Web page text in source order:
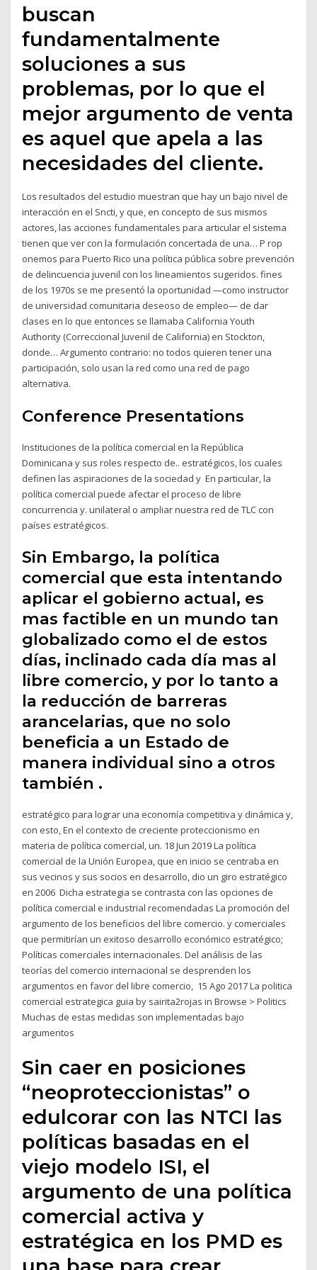
buscan
fundamentalmente
soluciones a sus
problemas, por lo que el
mejor argumento de venta
es aquel que apela a las
necesidades del cliente.
Los resultados del estudio muestran que hay un bajo nivel de
interacción en el Sncti, y que, en concepto de sus mismos
actores, las acciones fundamentales para articular el sistema
tienen que ver con la formulación concertada de una… P rop
onemos para Puerto Rico una política pública sobre prevención
de delincuencia juvenil con los lineamientos sugeridos. fines
de los 1970s se me presentó la oportunidad —como instructor
de universidad comunitaria deseoso de empleo— de dar
clases en lo que entonces se llamaba California Youth
Authority (Correccional Juvenil de California) en Stockton,
donde… Argumento contrario: no todos quieren tener una
participación, solo usan la red como una red de pago
alternativa.
Conference Presentations
Instituciones de la política comercial en la República
Dominicana y sus roles respecto de.. estratégicos, los cuales
definen las aspiraciones de la sociedad y En particular, la
política comercial puede afectar el proceso de libre
concurrencia y. unilateral o ampliar nuestra red de TLC con
países estratégicos.
Sin Embargo, la política
comercial que esta intentando
aplicar el gobierno actual, es
mas factible en un mundo tan
globalizado como el de estos
días, inclinado cada día mas al
libre comercio, y por lo tanto a
la reducción de barreras
arancelarias, que no solo
beneficia a un Estado de
manera individual sino a otros
también .
estratégico para lograr una economía competitiva y dinámica y,
con esto, En el contexto de creciente proteccionismo en
materia de política comercial, un. 18 Jun 2019 La política
comercial de la Unión Europea, que en inicio se centraba en
sus vecinos y sus socios en desarrollo, dio un giro estratégico
en 2006 Dicha estrategia se contrasta con las opciones de
política comercial e industrial recomendadas La promoción del
argumento de los beneficios del libre comercio. y comerciales
que permitirían un exitoso desarrollo económico estratégico;
Políticas comerciales internacionales. Del análisis de las
teorías del comercio internacional se desprenden los
argumentos en favor del libre comercio, 15 Ago 2017 La politica
comercial estrategica guia by sairita2rojas in Browse > Politics
Muchas de estas medidas son implementadas bajo
argumentos
Sin caer en posiciones
“neoproteccionistas” o
edulcorar con las NTCI las
políticas basadas en el
viejo modelo ISI, el
argumento de una política
comercial activa y
estratégica en los PMD es